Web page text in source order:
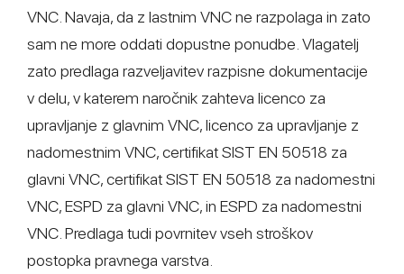
VNC. Navaja, da z lastnim VNC ne razpolaga in zato
sam ne more oddati dopustne ponudbe. Vlagatelj
zato predlaga razveljavitev razpisne dokumentacije
v delu, v katerem naročnik zahteva licenco za
upravljanje z glavnim VNC, licenco za upravljanje z
nadomestnim VNC, certifikat SIST EN 50518 za
glavni VNC, certifikat SIST EN 50518 za nadomestni
VNC, ESPD za glavni VNC, in ESPD za nadomestni
VNC. Predlaga tudi povrnitev vseh stroškov
postopka pravnega varstva.